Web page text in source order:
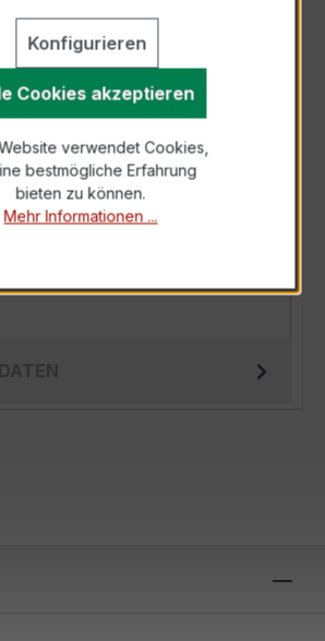
Als PDF exportieren
EASKD 31.5
Messwandler
Konfigurieren
Cookies akzeptieren
verwendet Cookies,
bestmögliche Erfahrung
bieten zu können.
Mehr Informationen ...